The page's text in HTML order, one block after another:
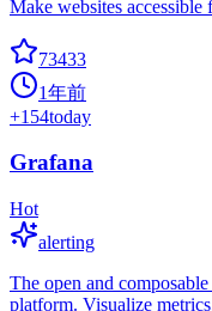
Make websites accessible
73433
1年前
+154today
Grafana
Hot
alerting
The open and
platform. Visualize